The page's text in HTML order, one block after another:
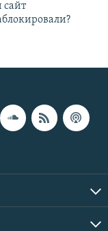
сайт